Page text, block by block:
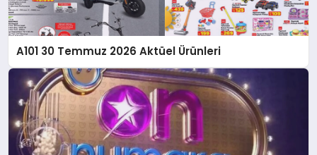
A101 30 Temmuz 2026 Aktüel Ürünleri